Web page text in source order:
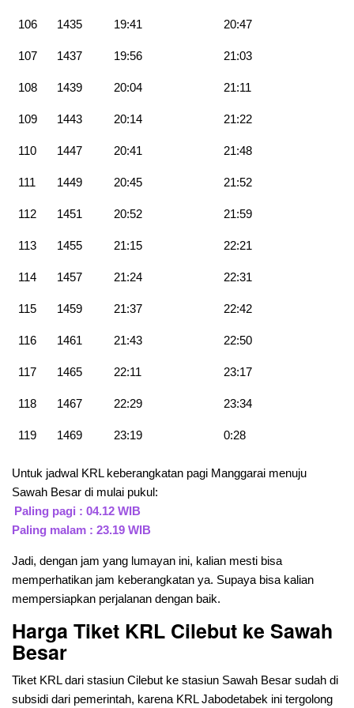
106 1435 19:41 20:47
107 1437 19:56 21:03
108 1439 20:04 21:11
109 1443 20:14 21:22
110 1447 20:41 21:48
111 1449 20:45 21:52
112 1451 20:52 21:59
113 1455 21:15 22:21
114 1457 21:24 22:31
115 1459 21:37 22:42
116 1461 21:43 22:50
117 1465 22:11 23:17
118 1467 22:29 23:34
119 1469 23:19 0:28
Untuk jadwal KRL keberangkatan pagi Manggarai menuju
Sawah Besar di mulai pukul:
Paling pagi : 04.12 WIB
Paling malam : 23.19 WIB
Jadi, dengan jam yang lumayan ini, kalian mesti bisa
memperhatikan jam keberangkatan ya. Supaya bisa kalian
mempersiapkan perjalanan dengan baik.
Harga Tiket KRL Cilebut ke Sawah
Besar
Tiket KRL dari stasiun Cilebut ke stasiun Sawah Besar sudah di
subsidi dari pemerintah, karena KRL Jabodetabek ini tergolong